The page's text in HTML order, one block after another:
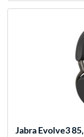
JabraEvolve3